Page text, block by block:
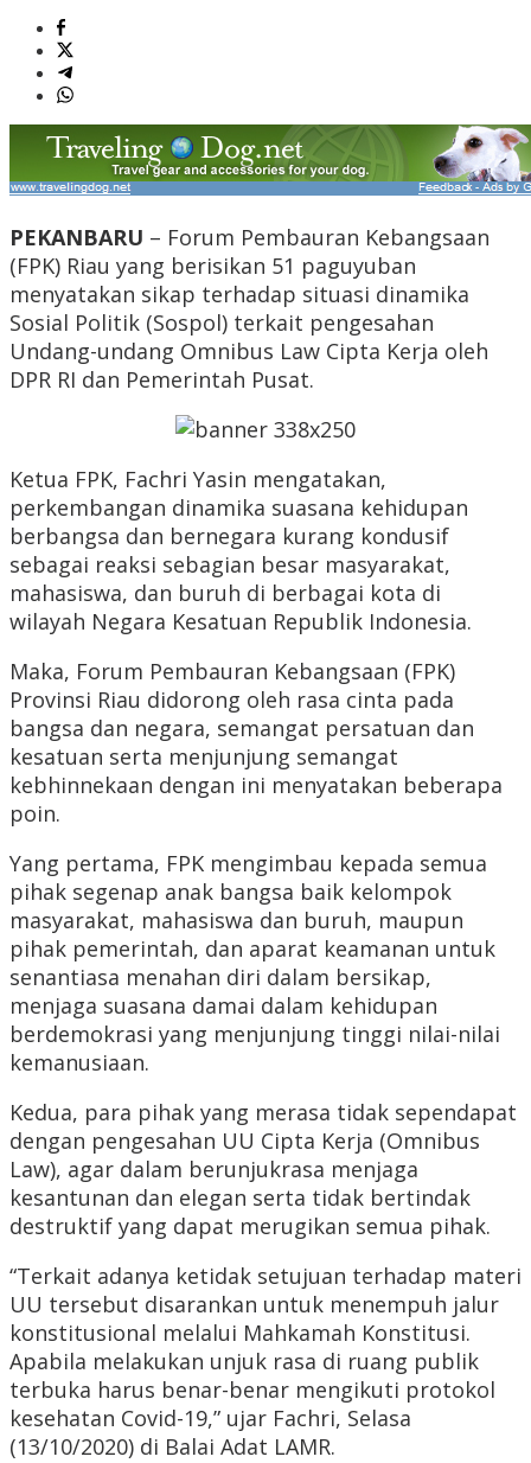
PEKANBARU – Forum Pembauran Kebangsaan
(FPK) Riau yang berisikan 51 paguyuban
menyatakan sikap terhadap situasi dinamika
Sosial Politik (Sospol) terkait pengesahan
Undang-undang Omnibus Law Cipta Kerja oleh
DPR RI dan Pemerintah Pusat.
Ketua FPK, Fachri Yasin mengatakan,
perkembangan dinamika suasana kehidupan
berbangsa dan bernegara kurang kondusif
sebagai reaksi sebagian besar masyarakat,
mahasiswa, dan buruh di berbagai kota di
wilayah Negara Kesatuan Republik Indonesia.
Maka, Forum Pembauran Kebangsaan (FPK)
Provinsi Riau didorong oleh rasa cinta pada
bangsa dan negara, semangat persatuan dan
kesatuan serta menjunjung semangat
kebhinnekaan dengan ini menyatakan beberapa
poin.
Yang pertama, FPK mengimbau kepada semua
pihak segenap anak bangsa baik kelompok
masyarakat, mahasiswa dan buruh, maupun
pihak pemerintah, dan aparat keamanan untuk
senantiasa menahan diri dalam bersikap,
menjaga suasana damai dalam kehidupan
berdemokrasi yang menjunjung tinggi nilai-nilai
kemanusiaan.
Kedua, para pihak yang merasa tidak sependapat
dengan pengesahan UU Cipta Kerja (Omnibus
Law), agar dalam berunjukrasa menjaga
kesantunan dan elegan serta tidak bertindak
destruktif yang dapat merugikan semua pihak.
“Terkait adanya ketidak setujuan terhadap materi
UU tersebut disarankan untuk menempuh jalur
konstitusional melalui Mahkamah Konstitusi.
Apabila melakukan unjuk rasa di ruang publik
terbuka harus benar-benar mengikuti protokol
kesehatan Covid-19,” ujar Fachri, Selasa
(13/10/2020) di Balai Adat LAMR.